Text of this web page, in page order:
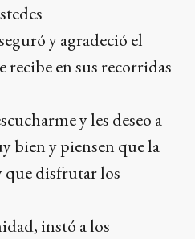
y agradeció el
recibe en sus recorridas
y les deseo a
bien y piensen que la
que disfrutar los
instó a los